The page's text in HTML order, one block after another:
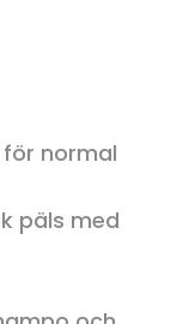
normal
päls med